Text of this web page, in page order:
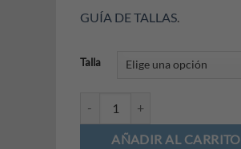
GUÍA DE TALLAS
Talla
AÑADIR AL CARRITO